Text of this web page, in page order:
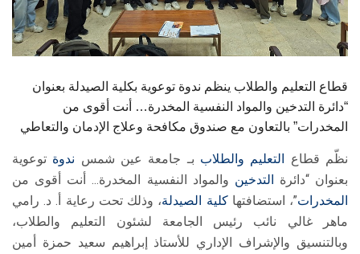
سجل الان
قطاع التعليم والطلاب ينظم ندوة توعوية بكلية الصيدلة بعنوان
“دائرة التدخين والمواد النفسية المخدرة… أنت أقوى من
المخدرات” بالتعاون مع صندوق مكافحة وعلاج الإدمان والتعاطي
نظّم قطاع التعليم والطلاب بـ جامعة عين شمس ندوة توعوية
بعنوان “دائرة التدخين والمواد النفسية المخدرة… أنت أقوى من
المخدرات”، استضافتهاكلية الصيدلة، وذلك تحت رعاية أ. د. رامي
ماهر غالي نائب رئيس الجامعة لشئون التعليم والطلاب،
وبالتنسيق والإشراف الإداري للأستاذ إبراهيم سعيد حمزة أمين